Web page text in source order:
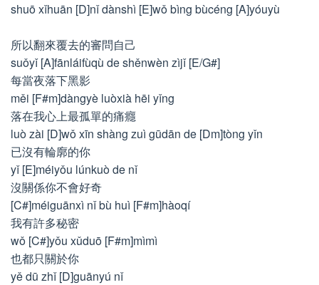
shuō xǐhuān [D]nǐ dànshì [E]wǒ bìng bùcéng [A]yóuyù
所以翻來覆去的審問自己
suǒyǐ [A]fānláifùqù de shěnwèn zìjǐ [E/G#]
每當夜落下黑影
měi [F#m]dàngyè luòxià hēi yǐng
落在我心上最孤單的痛癮
luò zài [D]wǒ xīn shàng zuì gūdān de [Dm]tòng yǐn
已沒有輪廓的你
yǐ [E]méiyǒu lúnkuò de nǐ
沒關係你不會好奇
[C#]méiguānxì nǐ bù huì [F#m]hàoqí
我有許多秘密
wǒ [C#]yǒu xǔduō [F#m]mìmì
也都只關於你
yě dū zhǐ [D]guānyú nǐ